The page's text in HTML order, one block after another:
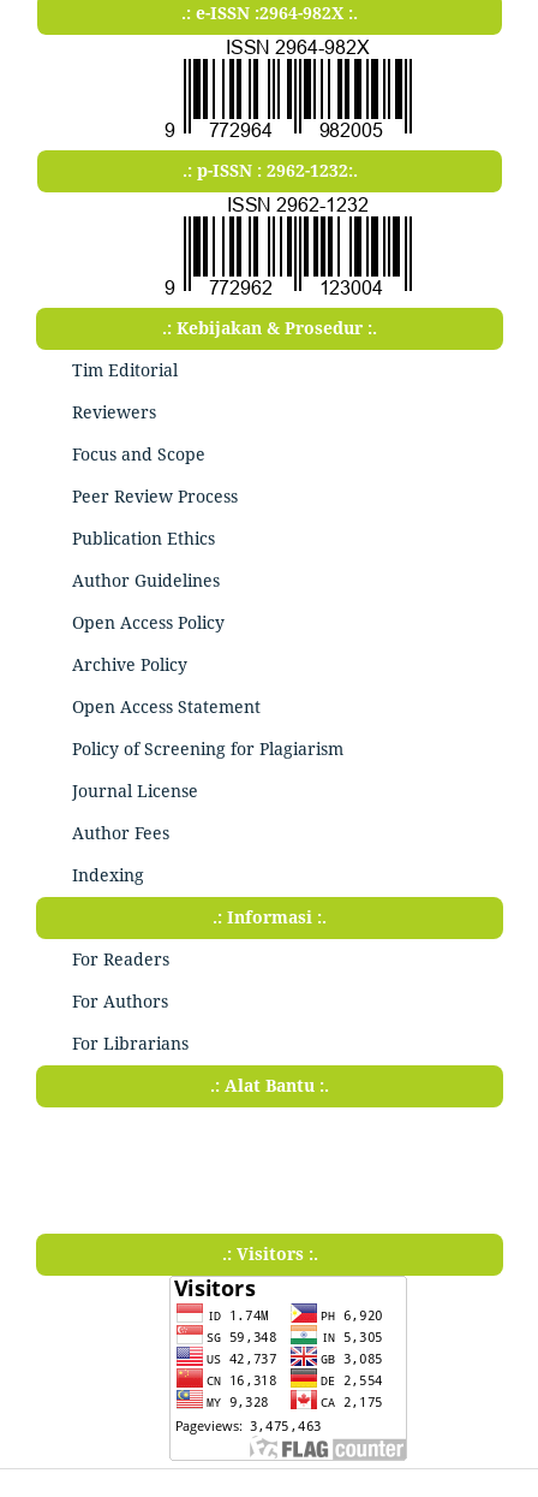
.: e-ISSN :2964-982X :.
.: p-ISSN : 2962-1232:.
.: Kebijakan & Prosedur :.
Tim Editorial
Reviewers
Focus and Scope
Peer Review Process
Publication Ethics
Author Guidelines
Open Access Policy
Archive Policy
Open Access Statement
Policy of Screening for Plagiarism
Journal License
Author Fees
Indexing
.: Informasi :.
For Readers
For Authors
For Librarians
.: Alat Bantu :.
.: Visitors :.